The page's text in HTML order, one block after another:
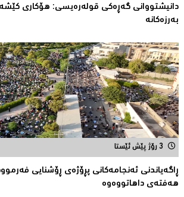
دانیشتووانى گەڕەكی قولەرەیسی: هۆکارى کێشەى
بەرزەكانە
3 رۆژ پێش ئێستا
ڕاگەیاندنی ئەنجامەكانی پڕۆژەی ڕۆشنایی
هەفتەی داهاتووەوە